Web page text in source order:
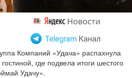
Компаний «Удача» распахнула
где подвела итоги шестого
Удачу».